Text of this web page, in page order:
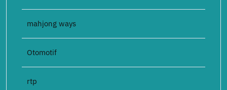
mahjong ways
Otomotif
rtp